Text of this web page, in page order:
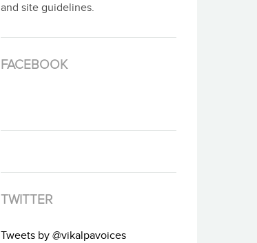
and site guidelines.
FACEBOOK
TWITTER
Tweets by @vikalpavoices